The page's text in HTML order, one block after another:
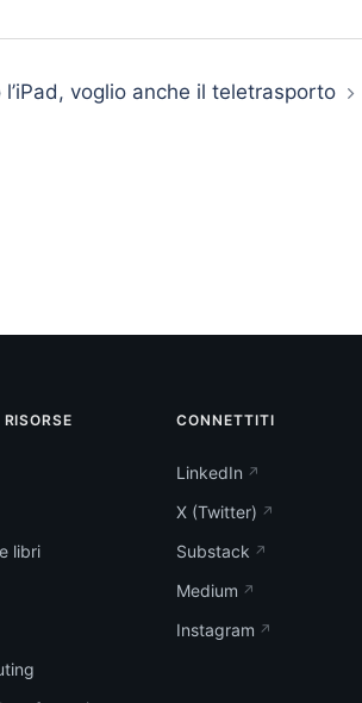
voglio anche il teletrasporto
libri
CONNETTITI
LinkedIn
X (Twitter)
Substack
Medium
Instagram